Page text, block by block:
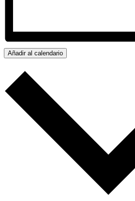
Añadir al calendario